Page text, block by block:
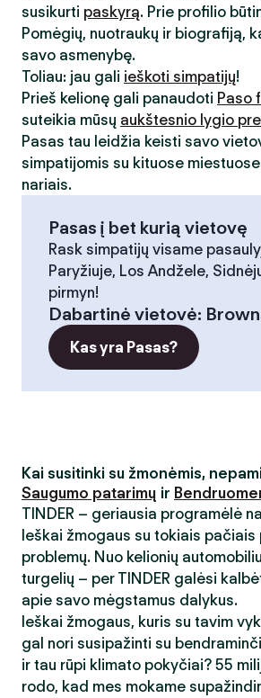
susikurti paskyrą. Prie profilio
Pomėgių, nuotraukų ir biografiją,
savo asmenybę.
Toliau: jau gali ieškoti simpatijų!
Prieš kelionę gali panaudoti Paso
suteikia mūsų aukštesnio lygio
Pasas tau leidžia keisti savo
simpatijomis su kituose
nariais.
Pasas į bet kurią vietovę
Rask simpatijų visame
Paryžiuje, Los Andžele,
pirmyn!
Dabartinė vietovė:
Kas yra Pasas?
Kai susitinki su žmonėmis,
Saugumo patarimų ir
TINDER – geriausia programėlė
Ieškai žmogaus su tokiais pačiais
problemų. Nuo kelionių
turgelių – per TINDER galėsi
apie savo mėgstamus dalykus.
Ieškai žmogaus, kuris su tavim
gal nori susipažinti su
ir tau rūpi klimato pokyčiai? 55
rodo, kad mes mokame